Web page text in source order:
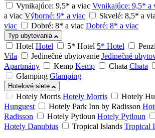
Vynikajúce: 9,5* a viac Vynikajúce: 9,5* a
a viac Výborné: 9* a viac Skvelé: 8,5* a
viac
Dobré: 8* a viac Dobré: 8* a viac
Typ ubytovania
Hotel Hotel 5* Hotel 5* Hotel
Vila
Jedinečné ubytovanie Jedinečné
Apartmány
Kemp Kemp Chata Chata
Glamping Glamping
Hotelové siete
Hotely Morris Hotely Morris Hotely
Hunguest
Hotely Park Inn by Radisson
Radisson
Hotely Pytloun Hotely Pytloun
Hotely Danubius
Tropical Islands Tropical